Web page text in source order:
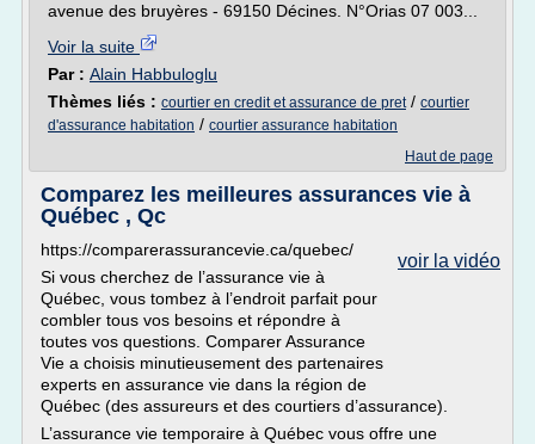
avenue des bruyères - 69150 Décines. N°Orias 07 003...
Voir la suite
Par : Alain Habbuloglu
Thèmes liés : courtier en credit et assurance de pret/ courtier
d'assurance habitation / courtier assurance habitation
Haut de page
Comparez les meilleures assurances vie à
Québec , Qc
voir la vidéo
https://comparerassurancevie.ca/quebec/
Si vous cherchez de l’assurance vie à
Québec, vous tombez à l’endroit parfait pour
combler tous vos besoins et répondre à
toutes vos questions. Comparer Assurance
Vie a choisis minutieusement des partenaires
experts en assurance vie dans la région de
Québec (des assureurs et des courtiers d’assurance).
L’assurance vie temporaire à Québec vous offre une